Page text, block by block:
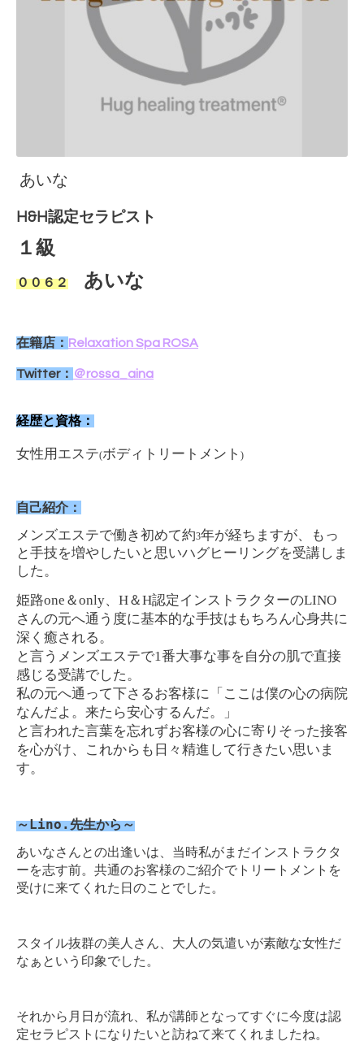
あいな
H&H認定セラピスト
１ 級
００６２ あいな
在籍店： Relaxation Spa ROSA
Twitter： ＠rossa_aina
経歴と資格：
女性用エステ(ボディトリートメント )
自己紹介：
メンズエステで働き初めて約3年が経ちますが、もっ
と手技を増やしたいと思いハグヒーリングを受講しま
した。
姫路one ＆only、 H＆H認定インストラクターのLINO
さんの元へ通う度に基本的な手技はもちろん心身共に
深く癒される。
と言うメンズエステで1番大事な事を自分の肌で直接
感じる受講でした。
私の元へ通って下さるお客様に「ここは僕の心の病院
なんだよ。来たら安心するんだ。」
と言われた言葉を忘れずお客様の心に寄りそった接客
を心がけ、これからも日々精進して行きたい思いま
す。
～Lino.先生から～
あいなさんとの出逢いは、当時私がまだインストラクタ
ーを志す前。共通のお客様のご紹介でトリートメントを
受けに来てくれた日のことでした。
スタイル抜群の美人さん、大人の気遣いが素敵な女性だ
なぁという印象でした。
それから月日が流れ、私が講師となってすぐに今度は認
定セラピストになりたいと訪ねて来てくれましたね。